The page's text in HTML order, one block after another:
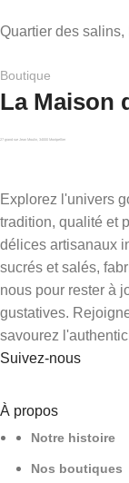
Quartier des
Boutique
La Maison
27 grand rue Jean Moulin, 34000 Montpellier
Explorez l'univers
tradition, qualité et
délices artisanaux
sucrés et salés,
nous pour rester à
gustatives.
savourez
Suivez-nous
À propos
Notre histoire
Nos boutiques